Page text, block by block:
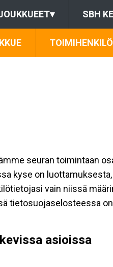
▾ SBH
seuran toimintaan
kyse on
vain niissä
tietosuojaselosteessa
asioissa